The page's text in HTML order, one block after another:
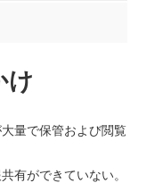
け
量で保管および閲覧
有ができていない。